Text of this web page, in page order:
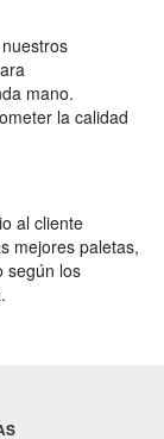
mano.
la calidad
al cliente
mejores paletas,
según los